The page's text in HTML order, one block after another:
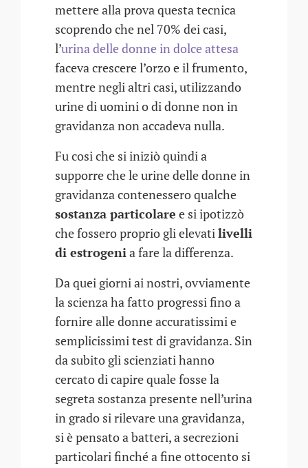
mettere alla prova questa tecnica
scoprendo che nel 70% dei casi,
l’urina delle donne in dolce attesa
faceva crescere l’orzo e il frumento,
mentre negli altri casi, utilizzando
urine di uomini o di donne non in
gravidanza non accadeva nulla.
Fu cosi che si iniziò quindi a
supporre che le urine delle donne in
gravidanza contenessero qualche
sostanza particolare e si ipotizzò
che fossero proprio gli elevatilivelli
di estrogenia fare la differenza.
Da quei giorni ai nostri, ovviamente
la scienza ha fatto progressi fino a
fornire alle donne accuratissimi e
semplicissimi test di gravidanza. Sin
da subito gli scienziati hanno
cercato di capire quale fosse la
segreta sostanza presente nell’urina
in grado si rilevare una gravidanza,
si è pensato a batteri, a secrezioni
particolari finché a fine ottocento si